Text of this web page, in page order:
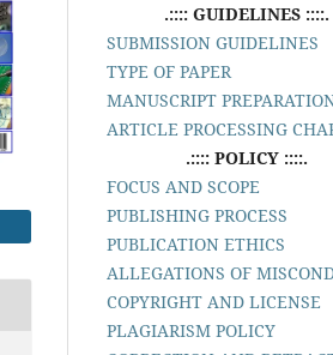
.:::: GUIDELINES ::::.
SUBMISSION GUIDELINES
TYPE OF PAPER
MANUSCRIPT
ARTICLE PROCESSING
.:::: POLICY ::::.
FOCUS AND SCOPE
PUBLISHING PROCESS
PUBLICATION ETHICS
ALLEGATIONS OF
COPYRIGHT AND LICENSE
PLAGIARISM POLICY